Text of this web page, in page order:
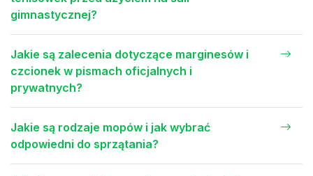
gimnastycznej?
Jakie są zalecenia dotyczące marginesów i
czcionek w pismach oficjalnych i
prywatnych?
Jakie są rodzaje mopów i jak wybrać
odpowiedni do sprzątania?